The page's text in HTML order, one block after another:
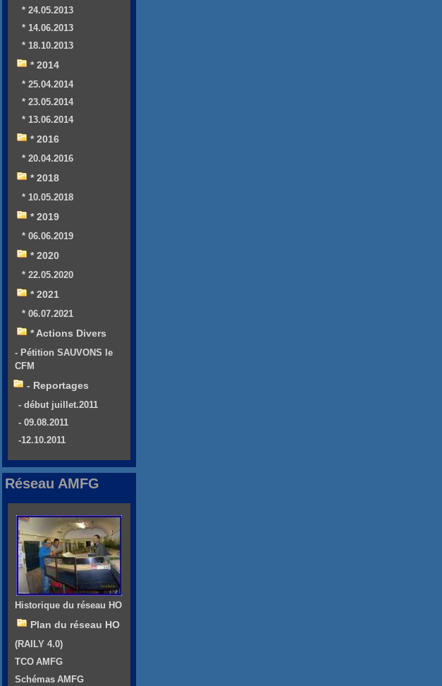
* 24.05.2013
* 14.06.2013
* 18.10.2013
* 2014
* 25.04.2014
* 23.05.2014
* 13.06.2014
* 2016
* 20.04.2016
* 2018
* 10.05.2018
* 2019
* 06.06.2019
* 2020
* 22.05.2020
* 2021
* 06.07.2021
* Actions Divers
- Pétition SAUVONS le
CFM
- Reportages
- début juillet.2011
- 09.08.2011
-12.10.2011
Réseau AMFG
Historique du réseau HO
Plan du réseau HO
(RAILY 4.0)
TCO AMFG
Schémas AMFG